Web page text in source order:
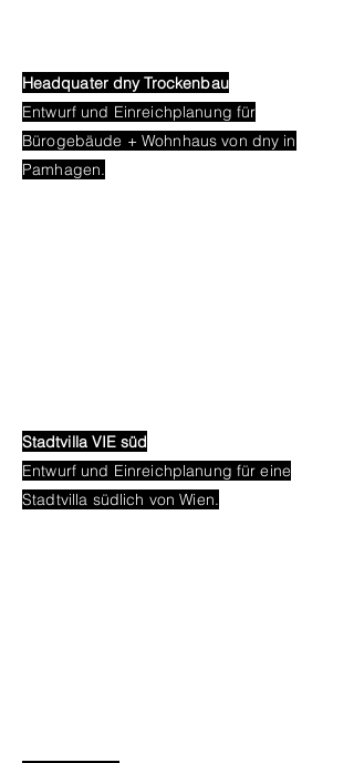
Headquaterdny Trockenbau
Entwurf und Einreichplanung für
Bürogebäude + Wohnhaus von dny in
Pamhagen.
Stadtvilla VIE süd
Entwurf und Einreichplanung für eine
Stadtvilla südlich von Wien.